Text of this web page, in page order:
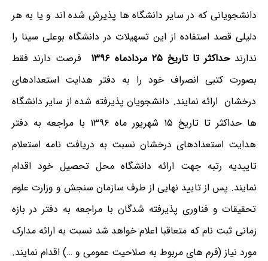
دانشجویانی که در سایر دانشگاه ها پذیرش شده اند و یا به هر
دلیلی قصد استفاده از این تسهیلات در دانشگاه بوعلی سینا را
ندارندحداکثر تا تاریخ ۲۵ مردادماه ۱۳۹۶
فرصت دارند فقط
بصورت کتبی انصراف خود را به دفتر هدایت استعدادهای
درخشان ارائه نمایند. دانشجویان پذیرفته شده از سایر دانشگاه
ها حداکثر تا تاریخ ۱۵ شهریور ماه ۱۳۹۶ با مراجعه به دفتر
هدایت استعدادهای درخشان نسبت به دریافت نامه استعلام
تاییدیه رتبه جهت ارائه دانشگاه محل تحصیل خود اقدام
نمایند. پس از تایید نهایی از طرف سازمان سنجش و وزارت علوم
تحقیقات و فناوری پذیرفته شدگان با مراجعه به دفتر در بازه
زمانی ثبت نام که متعاقبا اعلام خواهد شد نسبت به ارائه مدارک
مورد نیاز (فرم های مربوط به صلاحیت عمومی و …) اقدام نمایند.